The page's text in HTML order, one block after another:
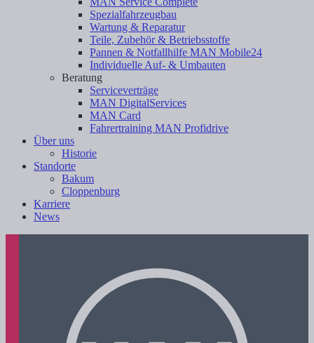
Spezialfahrzeugbau
Wartung & Reparatur
Teile, Zubehör & Betriebsstoffe
Pannen & Notfallhilfe MAN Mobile24
Individuelle Auf- & Umbauten
Beratung
Serviceverträge
MAN DigitalServices
MAN Card
Fahrertraining MAN Profidrive
Über uns
Historie
Standorte
Bakum
Cloppenburg
Karriere
News